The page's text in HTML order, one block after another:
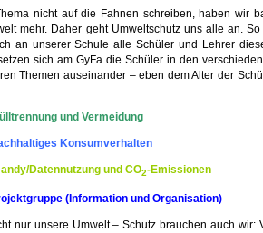
nicht auf die Fahnen schreiben, haben wir
mehr. Daher geht Umweltschutz uns alle an. So
an unserer Schule alle Schüler und Lehrer
sich am GyFa die Schüler in den
Themen auseinander – eben dem Alter der
und Vermeidung
Konsumverhalten
Datennutzung und CO2-Emissionen
(Information und Organisation)
nur unsere Umwelt – Schutz brauchen auch wir: